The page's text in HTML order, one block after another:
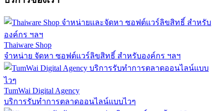
Thaiware Shop
จำหน่าย จัดหา ซอฟต์แวร์ลิขสิทธิ์ สำหรับองค์กร ฯลฯ
TumWai Digital Agency
บริการรับทำการตลาดออนไลน์แบบไวๆ